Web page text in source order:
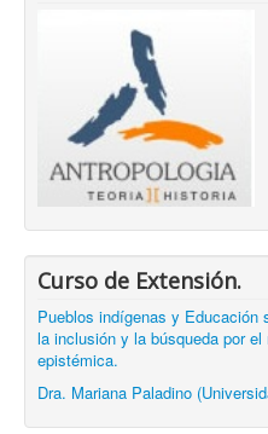
Curso de Extensión.
Pueblos indígenas y Educación
la inclusión y la búsqueda por
epistémica.
Dra. Mariana Paladino